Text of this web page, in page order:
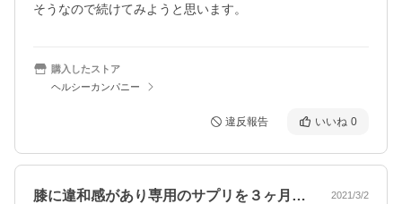
そうなので続けてみようと思います。
購入したストア
ヘルシーカンパニー
違反報告 いいね 0
膝に違和感があり専用のサプリを３ヶ月程… 2021/3/2